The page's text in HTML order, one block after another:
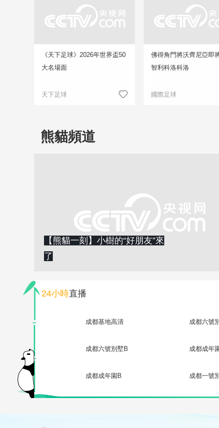
《天下足球》2026年世界盃50
大名場面
天下足球
佛得角門將沃齊尼亞即
智利科洛科洛
國際足球
熊貓頻道
【熊貓一刻】小樹的“好朋友”來
了
24小時直播
成都基地高清 成都六號
成都六號別墅B 成都成年
成都成年園B 成都一號